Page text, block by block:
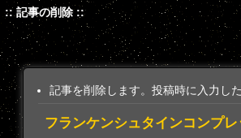
:: 記事の削除 ::
記事を削除します。投稿時に入力し
フランケンシュタインコンプ